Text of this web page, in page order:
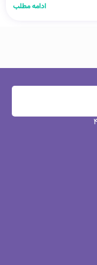
ادامه مطلب